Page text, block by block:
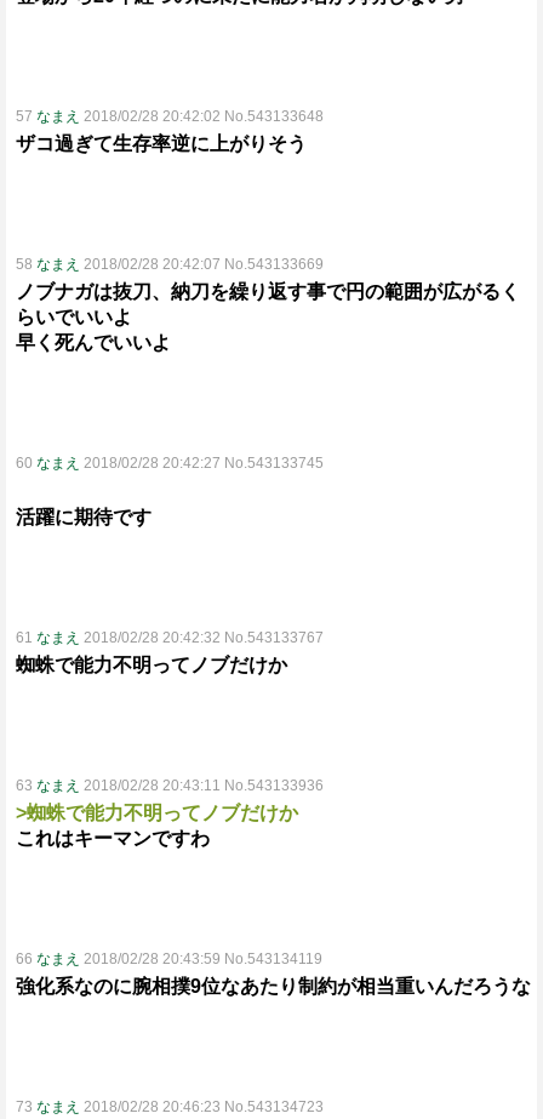
57 なまえ 2018/02/28 20:42:02 No.543133648
ザコ過ぎて生存率逆に上がりそう
58 なまえ 2018/02/28 20:42:07 No.543133669
ノブナガは抜刀、納刀を繰り返す事で円の範囲が広がるく
らいでいいよ
早く死んでいいよ
60 なまえ 2018/02/28 20:42:27 No.543133745
活躍に期待です
61 なまえ 2018/02/28 20:42:32 No.543133767
蜘蛛で能力不明ってノブだけか
63 なまえ 2018/02/28 20:43:11 No.543133936
>蜘蛛で能力不明ってノブだけか
これはキーマンですわ
66 なまえ 2018/02/28 20:43:59 No.543134119
強化系なのに腕相撲9位なあたり制約が相当重いんだろうな
73 なまえ 2018/02/28 20:46:23 No.543134723